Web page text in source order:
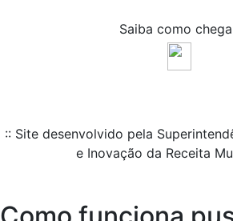
Saiba como
:: Site desenvolvido pela
e Inovação da Receita